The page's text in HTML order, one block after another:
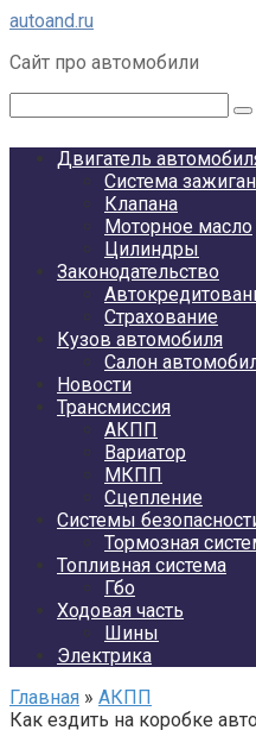
Перейти
контенту
autoand.ru
Сайт про автомобили
Двигатель
Система
Клапана
Моторное масло
Цилиндры
Законодательство
Страхование
Кузов автомобиля
Салон
Новости
Трансмиссия
АКПП
Вариатор
МКПП
Сцепление
Системы
Тормозная
Топливная система
Гбо
Ходовая часть
Шины
Электрика
Главная » АКПП
Как ездить на коробке